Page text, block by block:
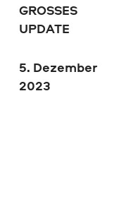
GROSSES
UPDATE
5. Dezember
2023